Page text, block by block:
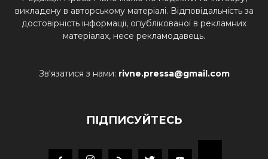
викладену в авторському матеріалі. Відповідальність за
достовірність інформації, опублікованої в рекламних
матеріалах, несе рекламодавець.
Зв'язатися з нами: rivne.pressa@gmail.com
ПІДПИСУЙТЕСЬ